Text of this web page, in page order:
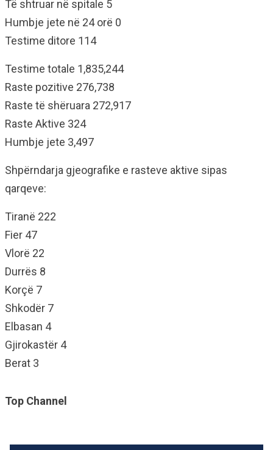
Të shtruar në spitale 5
Humbje jete në 24 orë 0
Testime ditore 114
Testime totale 1,835,244
Raste pozitive 276,738
Raste të shëruara 272,917
Raste Aktive 324
Humbje jete 3,497
Shpërndarja gjeografike e rasteve aktive sipas
qarqeve:
Tiranë 222
Fier 47
Vlorë 22
Durrës 8
Korçë 7
Shkodër 7
Elbasan 4
Gjirokastër 4
Berat 3
Top Channel